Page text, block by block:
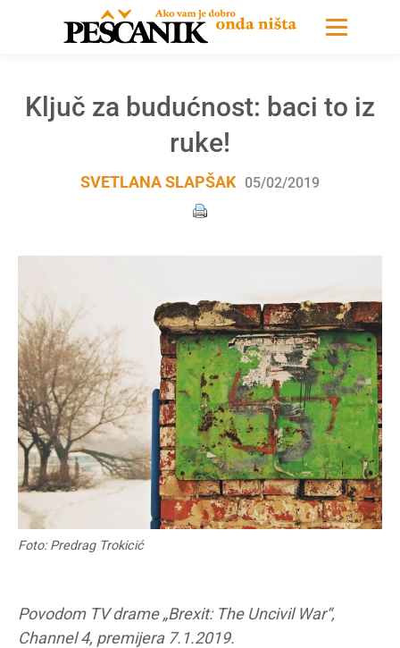
Ključ za budućnost: baci to iz
ruke!
SVETLANA SLAPŠAK 05/02/2019
Foto: Predrag Trokicić
Povodom TV drame„Brexit: The Uncivil War“,
Channel 4, premijera 7.1.2019.